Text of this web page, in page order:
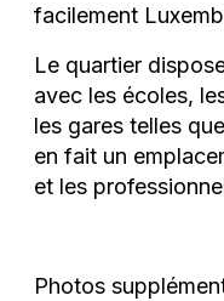
facilement
Le quartier
avec les écoles,
les gares telles
en fait un
et les
Photos